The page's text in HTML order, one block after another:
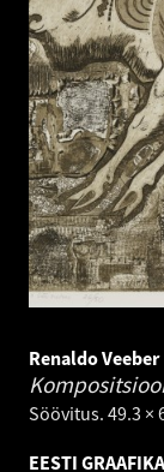
Renaldo Veeber
Söövitus. 49.3 ×
EESTI